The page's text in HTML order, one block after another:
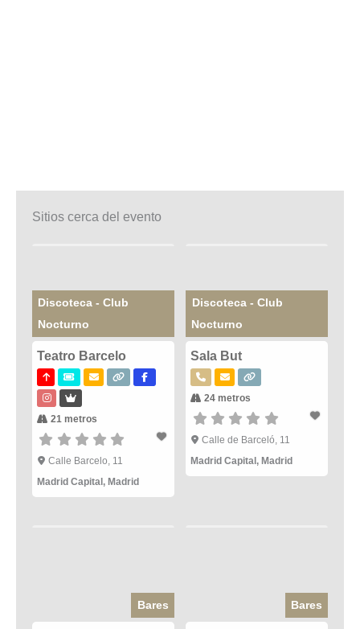
Sitios cerca del evento
Discoteca - Club
Nocturno
Teatro Barcelo
21 metros
Calle Barcelo, 11
Madrid Capital, Madrid
Discoteca - Club
Nocturno
Sala But
24 metros
Calle de Barceló, 11
Madrid Capital,Madrid
Bares Bares